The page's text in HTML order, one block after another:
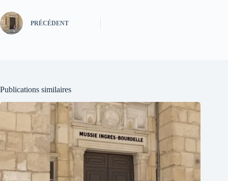
PRÉCÉDENT
Publications similaires